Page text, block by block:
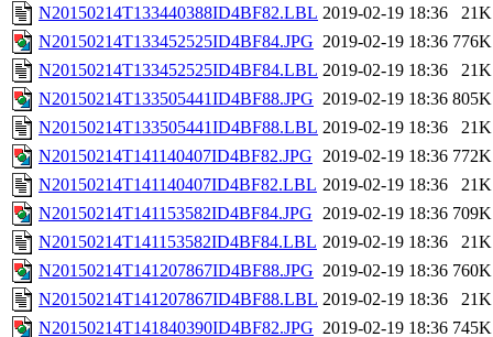
N20150214T133440388ID4BF82.LBL 2019-02-19 18:36
21K
N20150214T133452525ID4BF84.JPG 2019-02-19 18:36 776K
N20150214T133452525ID4BF84.LBL 2019-02-19 18:36
21K
N20150214T133505441ID4BF88.JPG 2019-02-19 18:36 805K
N20150214T133505441ID4BF88.LBL 2019-02-19 18:36
21K
N20150214T141140407ID4BF82.JPG 2019-02-19 18:36 772K
N20150214T141140407ID4BF82.LBL 2019-02-19 18:36
21K
N20150214T141153582ID4BF84.JPG 2019-02-19 18:36 709K
N20150214T141153582ID4BF84.LBL 2019-02-19 18:36
21K
N20150214T141207867ID4BF88.JPG 2019-02-19 18:36 760K
N20150214T141207867ID4BF88.LBL 2019-02-19 18:36
21K
N20150214T141840390ID4BF82.JPG 2019-02-19 18:36 745K